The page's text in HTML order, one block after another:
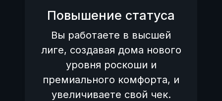
Повышение статуса
Вы работаете в высшей
лиге, создавая дома нового
уровня роскоши и
премиального комфорта, и
увеличиваете свой чек.